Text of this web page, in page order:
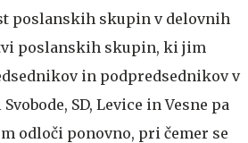
poslanskih skupin v delovnih
poslanskih skupin, ki jim
in podpredsednikov v
SD, Levice in Vesne pa
odloči ponovno, pri čemer se